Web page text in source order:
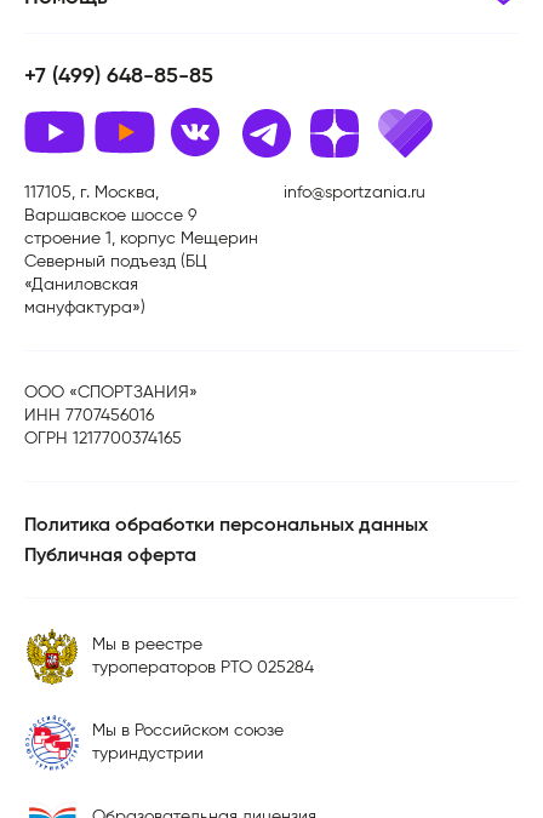
+7 (499) 648-85-85
117105, г. Москва,
Варшавское шоссе 9
строение 1, корпус Мещерин
Северный подъезд (БЦ
«Даниловская
мануфактура»)
info@sportzania.ru
ООО «СПОРТЗАНИЯ»
ИНН 7707456016
ОГРН 1217700374165
Политика обработки персональных данных
Публичная оферта
Мы в реестре
туроператоров РТО 025284
Мы в Российском союзе
туриндустрии